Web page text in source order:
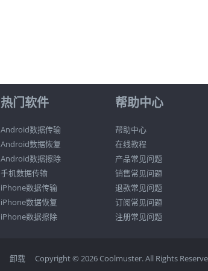
热门软件
Android数据传输
Android数据恢复
Android数据擦除
手机数据传输
iPhone数据传输
iPhone数据恢复
iPhone数据擦除
帮助中心
帮助中心
在线教程
产品常见问题
销售常见问题
退款常见问题
订阅常见问题
注册常见问题
卸载 Copyright © 2026 Coolmuster. All Rights